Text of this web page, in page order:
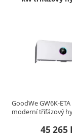
GoodWe GW6K-ETA
moderní třífázový
střídač s…
45 265